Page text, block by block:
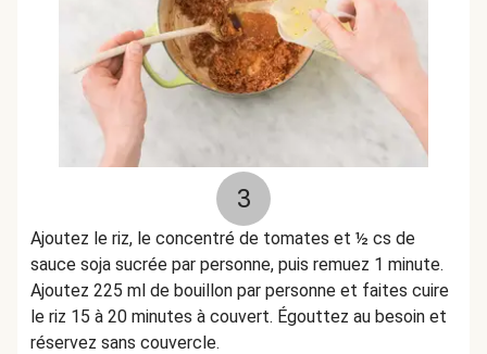
3
Ajoutez le riz, le concentré de tomates et ½ cs de
sauce soja sucrée par personne, puis remuez 1 minute.
Ajoutez 225 ml de bouillon par personne et faites cuire
le riz 15 à 20 minutes à couvert. Égouttez au besoin et
réservez sans couvercle.